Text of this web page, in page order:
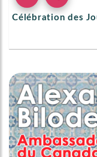
Célébration des